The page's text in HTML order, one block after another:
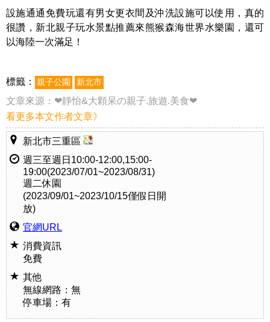
設施通通免費玩還有男女更衣間及沖洗設施可以使用，真的
很讚，新北親子玩水景點推薦來熊猴森海世界水樂園，還可
以海陸一次滿足！
標籤： 親子公園 新北市
文章來源： ❤靜怡&大顆呆の親子.旅遊.美食❤
看更多本文作者文章》
新北市三重區
週三至週日10:00-12:00,15:00-
19:00(2023/07/01~2023/08/31)
週二休園
(2023/09/01~2023/10/15僅假日開
放)
官網URL
消費資訊
免費
其他
無線網路：無
停車場：有